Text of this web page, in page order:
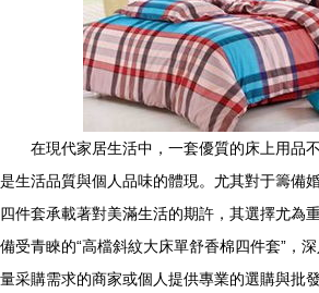
在現代家居生活中，一套優質的床上用品
是生活品質與個人品味的體現。尤其對于籌備
四件套承載著對美滿生活的期許，其選擇尤為
備受青睞的“高檔斜紋大床單舒香棉四件套”，
量采購需求的商家或個人提供專業的選購與批發